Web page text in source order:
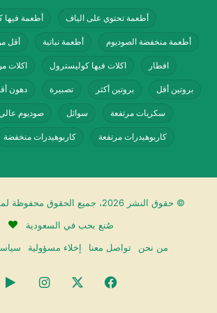
سكر
مسحوق الكاكو
مثبت ومستحلب (اي 407، أي 412، اي 471)
حليب بالشوكولاته طازج نادك
أطعمة تحتوي على الياف أطعمة فيها
أطعمة منخفضة الصوديوم أطعمة نباتية أقل من 100 سعرة
افطار اكلات فيها كوليسترول اكلات
بروتين أقل بروتين أكثر تصبيرة دهون
سكريات مرتفعة سوائل صوديوم
كاربوهيدرات مرتفعة كاربوهيدرات منخفضة
© حقوق النشر 2026، جميع الحقوق محفوظة لموقع اي ام دايتر
صُنع بحب في السعودية
من نحن
تواصل معنا إخلاء مسؤولية
فيسبوك انستقرام